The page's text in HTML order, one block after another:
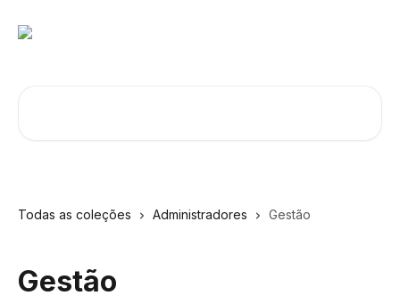
Todas as coleções Administradores Gestão
Gestão